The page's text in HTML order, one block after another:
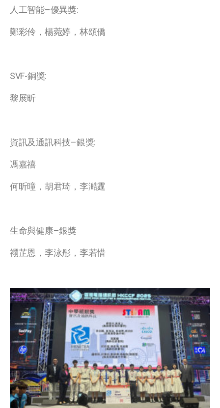
人工智能–優異獎:
鄭彩伶，楊菀婷，林頌僑
SVF-銅獎:
黎展昕
資訊及通訊科技–銀獎:
馮嘉禧
何昕曈，胡君琦，李澔霆
生命與健康–銀獎
禤芷恩，李泳彤，李若惜